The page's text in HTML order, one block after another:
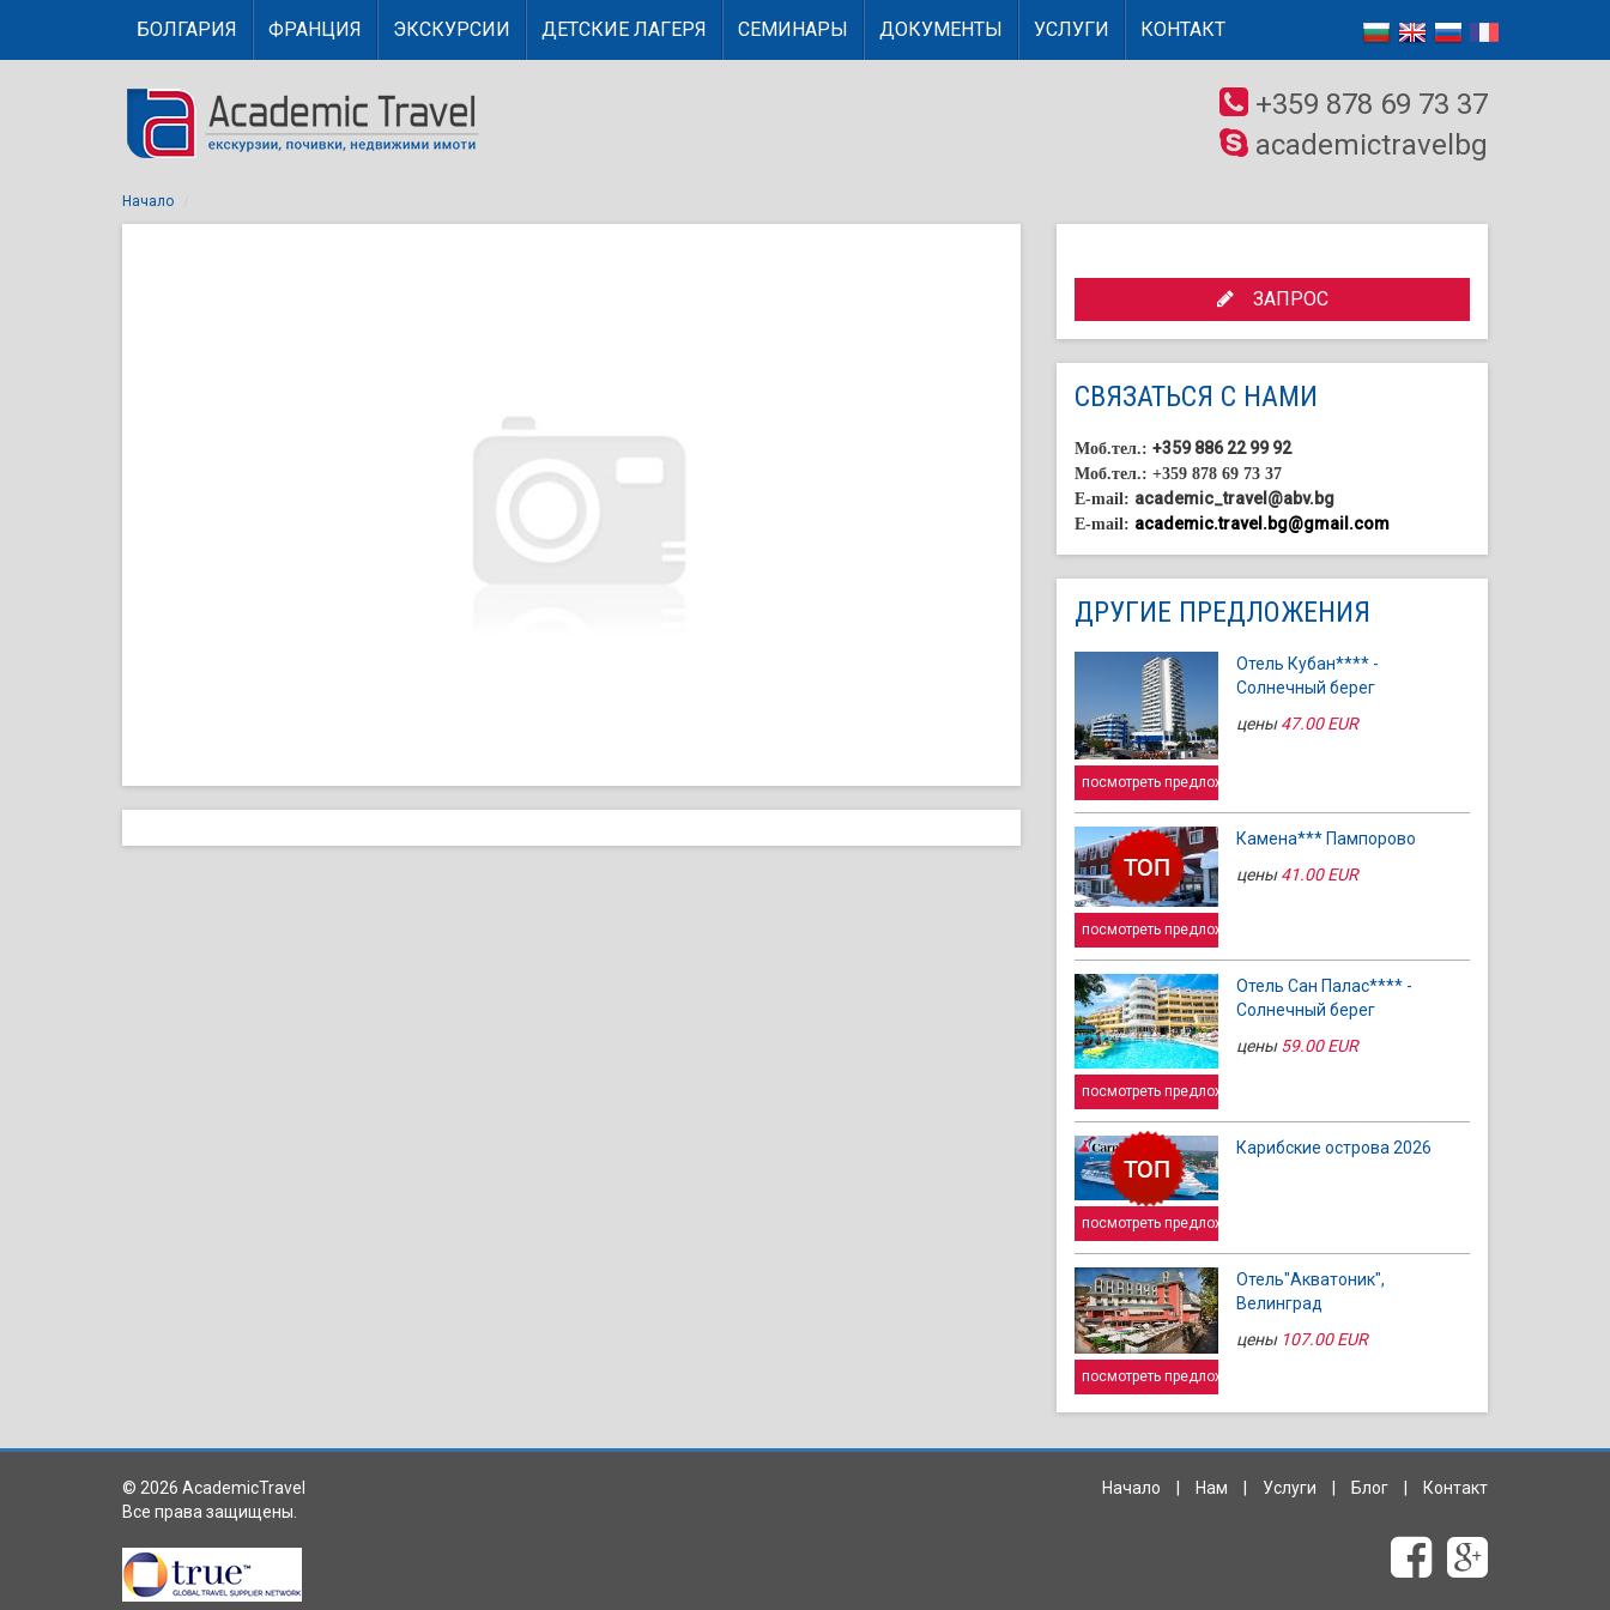
БОЛГАРИЯ ФРАНЦИЯ ЭКСКУРСИИ ДЕТСКИЕ ЛАГЕРЯ СЕМИНАРЫ ДОКУМЕНТЫ УСЛУГИ КОНТАКТ
+359 878 69 73 37
academictravelbg
Начало
ЗАПРОС
СВЯЗАТЬСЯ С НАМИ
Моб.тел.: +359 886 22 99 92
Моб.тел.: +359 878 69 73 37
E-mail: academic_travel@abv.bg
E-mail: academic.travel.bg@gmail.com
ДРУГИЕ ПРЕДЛОЖЕНИЯ
посмотреть предложение
Отель Кубан**** -
Солнечный берег
цены47.00 EUR
посмотреть предложение
Камена*** Пампорово
цены41.00 EUR
посмотреть предложение
Отель Сан Палас**** -
Солнечный берег
цены59.00 EUR
посмотреть предложение
Карибские острова 2026
посмотреть предложение
Отель"Акватоник",
Велинград
цены 107.00 EUR
© 2026 AcademicTravel
Все права защищены.
Начало Нам Услуги Блог Контакт